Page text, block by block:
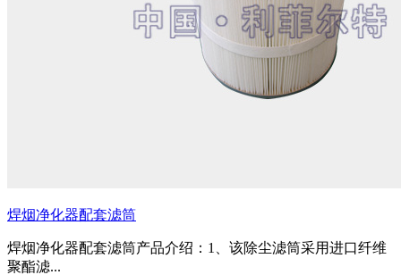
焊烟净化器配套滤筒
焊烟净化器配套滤筒产品介绍：1、该除尘滤筒采用进口纤维
聚酯滤...